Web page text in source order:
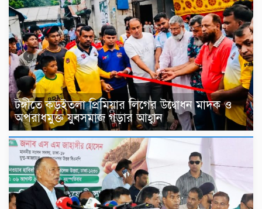
টঙ্গীতে কড়ইতলা প্রিমিয়ার লিগের উদ্বোধন মাদক ও
অপরাধমুক্ত যুবসমাজ গড়ার আহ্বান